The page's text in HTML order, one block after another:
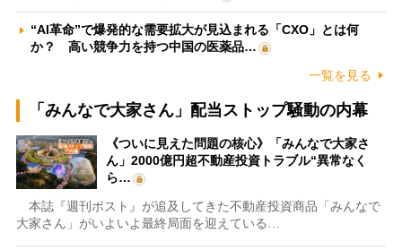
“AI革命”で爆発的な需要拡大が見込まれる「CXO」とは何
か？ 高い競争力を持つ中国の医薬品…
一覧を見る
「みんなで大家さん」配当ストップ騒動の内幕
《ついに見えた問題の核心》「みんなで大家さ
ん」2000億円超不動産投資トラブル“異常なく
ら…
本誌『週刊ポスト』が追及してきた不動産投資商品「みんなで
大家さん」がいよいよ最終局面を迎えている…